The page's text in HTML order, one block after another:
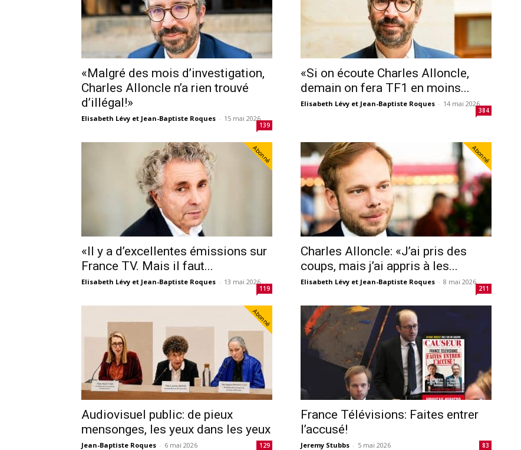
«Malgré des mois d’investigation,
Charles Alloncle n’a rien trouvé
d’illégal!»
Elisabeth Lévy et Jean-Baptiste Roques - 15 mai 2026
139
«Si on écoute Charles Alloncle,
demain on fera TF1 en moins...
Elisabeth Lévy et Jean-Baptiste Roques - 14 mai 2026
384
Abonné
«Il y a d’excellentes émissions sur
France TV. Mais il faut...
Elisabeth Lévy et Jean-Baptiste Roques - 13 mai 2026
119
Abonné
Charles Alloncle: «J’ai pris des
coups, mais j’ai appris à les...
Elisabeth Lévy et Jean-Baptiste Roques - 8 mai 2026
211
Abonné
Audiovisuel public: de pieux
mensonges, les yeux dans les yeux
Jean-Baptiste Roques - 6 mai 2026 129
France Télévisions: Faites entrer
l’accusé!
Jeremy Stubbs - 5 mai 2026 83